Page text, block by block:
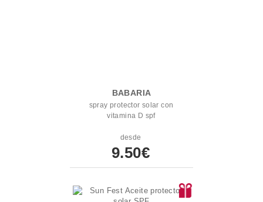
BABARIA
spray protector solar con
vitamina D spf
desde
9.50€